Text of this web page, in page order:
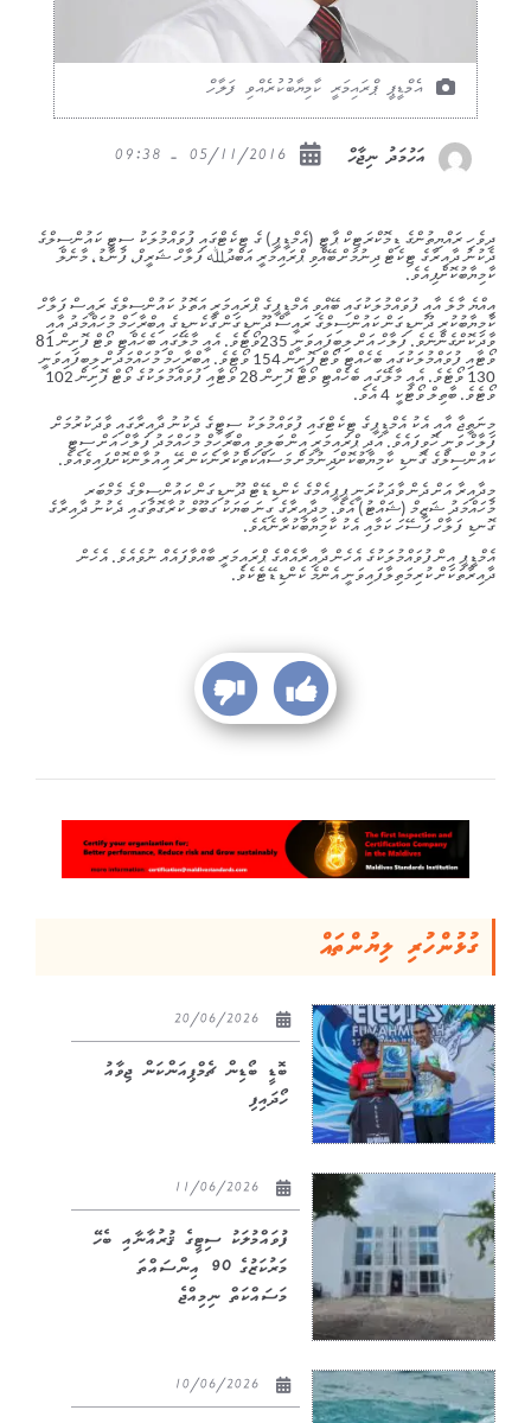
އެމްޑީޕީ ޕްރައިމަރީ ކާމިޔާބުކުރެއްވި ފަލާހް
އަހުމަދު ނިޖާހް
ދިވެހި ރައްޔިތުންގެ ޑިމޮކްރަޓިކް ޕާޓީ (އެމްޑީޕީ) ގެ ޓިކެޓްގައި ފުވައްމުލަކު ސިޓީ ކައުންސިލްގެ
ދެކުނު ދާއިރާގެ ޓިކެޓް ދިނުމަށް ބޭއްވި ޕްރައިމަރީ އަބްދުﷲ ފަލާހް ޝަރީފް، ފުނާޑު، މާނެލް
ކާމިޔާބުކޮށްފިއެވެ.
އިއްޔެ މާލެ އާއި ފުވައްމުލަކުގައި ބޭއްވި އެމްޑީޕީގެ ޕްރައިމަރީ އަތޮޅު ކައުންސިލްގެ ރައީސް ފަލާހް
ކާމިޔާބުކުރީ ދޫނޑިގަން ކައުންސިލްގެ ރައީސް ދޫނޑިގަން ގާކެނޑިގެ އިބްރާހިމް މުހައްމަދު އާއި
ވާދަކޮށްގެންނެވެ. ފަލާހް އަށް ލިބިފައިވަނީ 235ވޯޓެވެ. އެއީ މާލޭގައި ބެހެއްޓި ވޯޓް ފޮށިން 81
ވޯޓާއި ފުވައްމުލަކުގައި ބެހެއްޓި ވޯޓް ފޮށިން 154 ވޯޓެވެ. އިބްރާހިމް މުހައްމަދަށް ލިބިފައިވަނީ
130 ވޯޓެވެ. އެއީ މާލޭގައި ބެހެއްޓި ވޯޓް ފޮށިން 28 ވޯޓާއި ފުވައްމުލަކުގެ ވޯޓް ފޮށިން 102
ވޯޓެވެ. ބާތިލް ވޯޓަކީ 4 އެވެ.
މިނަތީޖާ އާއި އެކު އެމްޑީޕީގެ ޓިކެޓްގައި ފުވައްމުލަކު ސިޓީގެ ދެކުނު ދާއިރާގައި ވާދަކުރުމަށް
ފަލާހް ވަނީ ހޮވިފައެވެ. އަދި ޕްރައިމަރީ އިން ބަލިވި އިބްރާހިމް މުހައްމަދު ފަލާހް އަށް ސިޓީ
ކައުންސިލްގެ ގޮނޑި ކާމިޔާބުކޮށްދިނުމަށް މަސައްކަތްކުރާނެކަން ރޭ އިއުލާންކޮށްފައިވެއެވެ.
މިދާއިރާ އަށް ދެން ވާދަކުރަނީ ޕީޕީއެމްގެ ކެންޑިޑޭޓް ދޫނޑިގަން ކައުންސިލްގެ މެމްބަރ
މުހައްމަދު ޝަޒީމް (ޝައްޓު) އެވެ. މިދާއިރާގެ ގިނަ ބަޔަކު ގަބޫލް ކުރާގޮތުގައި ދެކުނު ދާއިރާގެ
ގޮނޑި ފަލާހް ފަސޭހަ ކަމާއި އެކު ކާމިޔާބުކުރާނެއެވެ.
އެމްޑީޕީ އިން ފުވައްމުލަކުގެ އެހެން ދާއިރާއެއްގެ ޕްރައިމަރީ ބާއްވާފައެއް ނުވެއެވެ. އެހެން
ދާއިރާތަކަށް ކުރިމަތިލާފައިވަނީ އެންމެ ކެންޑިޑޭޓެކެވެ.
ގުޅުންހުރި ލިޔުންތައް
ބޮޑީ ބޯޑިން ޗެމްޕިއަންކަން ޖިވާއު
ހޯދައިފި
ފުވައްމުލަކު ސިޓީގެ ޤުރުއާނާއި ބެހޭ
މަރުކަޒުގެ 90 އިންސައްތަ
މަސައްކަތް ނިމިއްޖެ